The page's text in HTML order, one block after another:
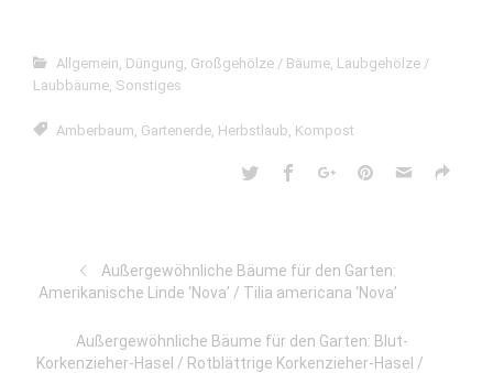
Allgemein, Düngung, Großgehölze / Bäume, Laubgehölze /
Laubbäume, Sonstiges
Amberbaum, Gartenerde, Herbstlaub, Kompost
Außergewöhnliche Bäume für den Garten:
Amerikanische Linde ‘Nova’ / Tilia americana ‘Nova’
Außergewöhnliche Bäume für den Garten: Blut-
Korkenzieher-Hasel / Rotblättrige Korkenzieher-Hasel /